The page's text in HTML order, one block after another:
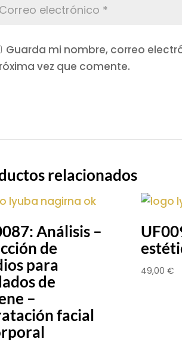
Guarda mi nombre, correo
vez que comente.
relacionados
Análisis –
de
para
de
–
facial
49,00 €